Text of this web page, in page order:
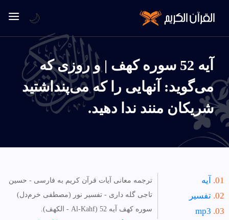
آیه 52 سوره كهف | و روزى كه
مى‌گويد: آنهايى را كه مى‌پنداشتيد
شريكان منند ندا دهيد.
آیه
تفسیر
mp3
ترجمه معانی آیات قرآن کریم به فارسی - حسین
تاجی گله داری - تفسیر نور (مصطفی خرم‌دل)
سوره كهف آیه 52 (Al-Kahf - الكهف).
🌙